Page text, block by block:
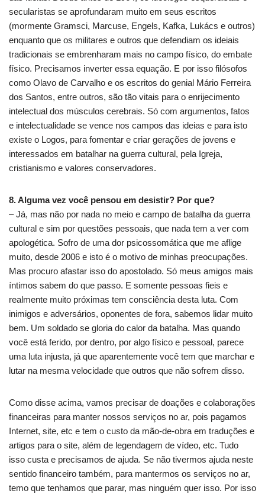
secularistas se aprofundaram muito em seus escritos
(mormente Gramsci, Marcuse, Engels, Kafka, Lukács e outros)
enquanto que os militares e outros que defendiam os ideiais
tradicionais se embrenharam mais no campo físico, do embate
físico. Precisamos inverter essa equação. E por isso filósofos
como Olavo de Carvalho e os escritos do genial Mário Ferreira
dos Santos, entre outros, são tão vitais para o enrijecimento
intelectual dos músculos cerebrais. Só com argumentos, fatos
e intelectualidade se vence nos campos das ideias e para isto
existe o Logos, para fomentar e criar gerações de jovens e
interessados em batalhar na guerra cultural, pela Igreja,
cristianismo e valores conservadores.
8. Alguma vez você pensou em desistir? Por que?
– Já, mas não por nada no meio e campo de batalha da guerra
cultural e sim por questões pessoais, que nada tem a ver com
apologética. Sofro de uma dor psicossomática que me aflige
muito, desde 2006 e isto é o motivo de minhas preocupações.
Mas procuro afastar isso do apostolado. Só meus amigos mais
íntimos sabem do que passo. E somente pessoas fieis e
realmente muito próximas tem consciência desta luta. Com
inimigos e adversários, oponentes de fora, sabemos lidar muito
bem. Um soldado se gloria do calor da batalha. Mas quando
você está ferido, por dentro, por algo físico e pessoal, parece
uma luta injusta, já que aparentemente você tem que marchar e
lutar na mesma velocidade que outros que não sofrem disso.
Como disse acima, vamos precisar de doações e colaborações
financeiras para manter nossos serviços no ar, pois pagamos
Internet, site, etc e tem o custo da mão-de-obra em traduções e
artigos para o site, além de legendagem de vídeo, etc. Tudo
isso custa e precisamos de ajuda. Se não tivermos ajuda neste
sentido financeiro também, para mantermos os serviços no ar,
temo que tenhamos que parar, mas ninguém quer isso. Por isso